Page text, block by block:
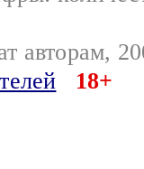
авторам,
18+